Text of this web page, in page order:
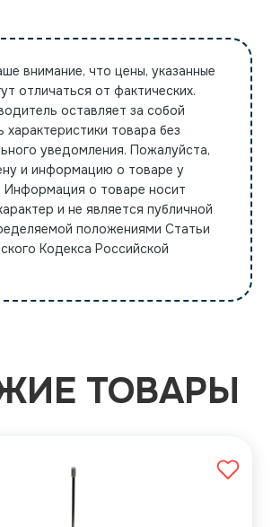
внимание, что цены, указанные
отличаться от фактических.
оставляет за собой
характеристики товара без
уведомления. Пожалуйста,
и информацию о товаре у
о товаре носит
и не является публичной
положениями Статьи
Кодекса Российской
ТОВАРЫ